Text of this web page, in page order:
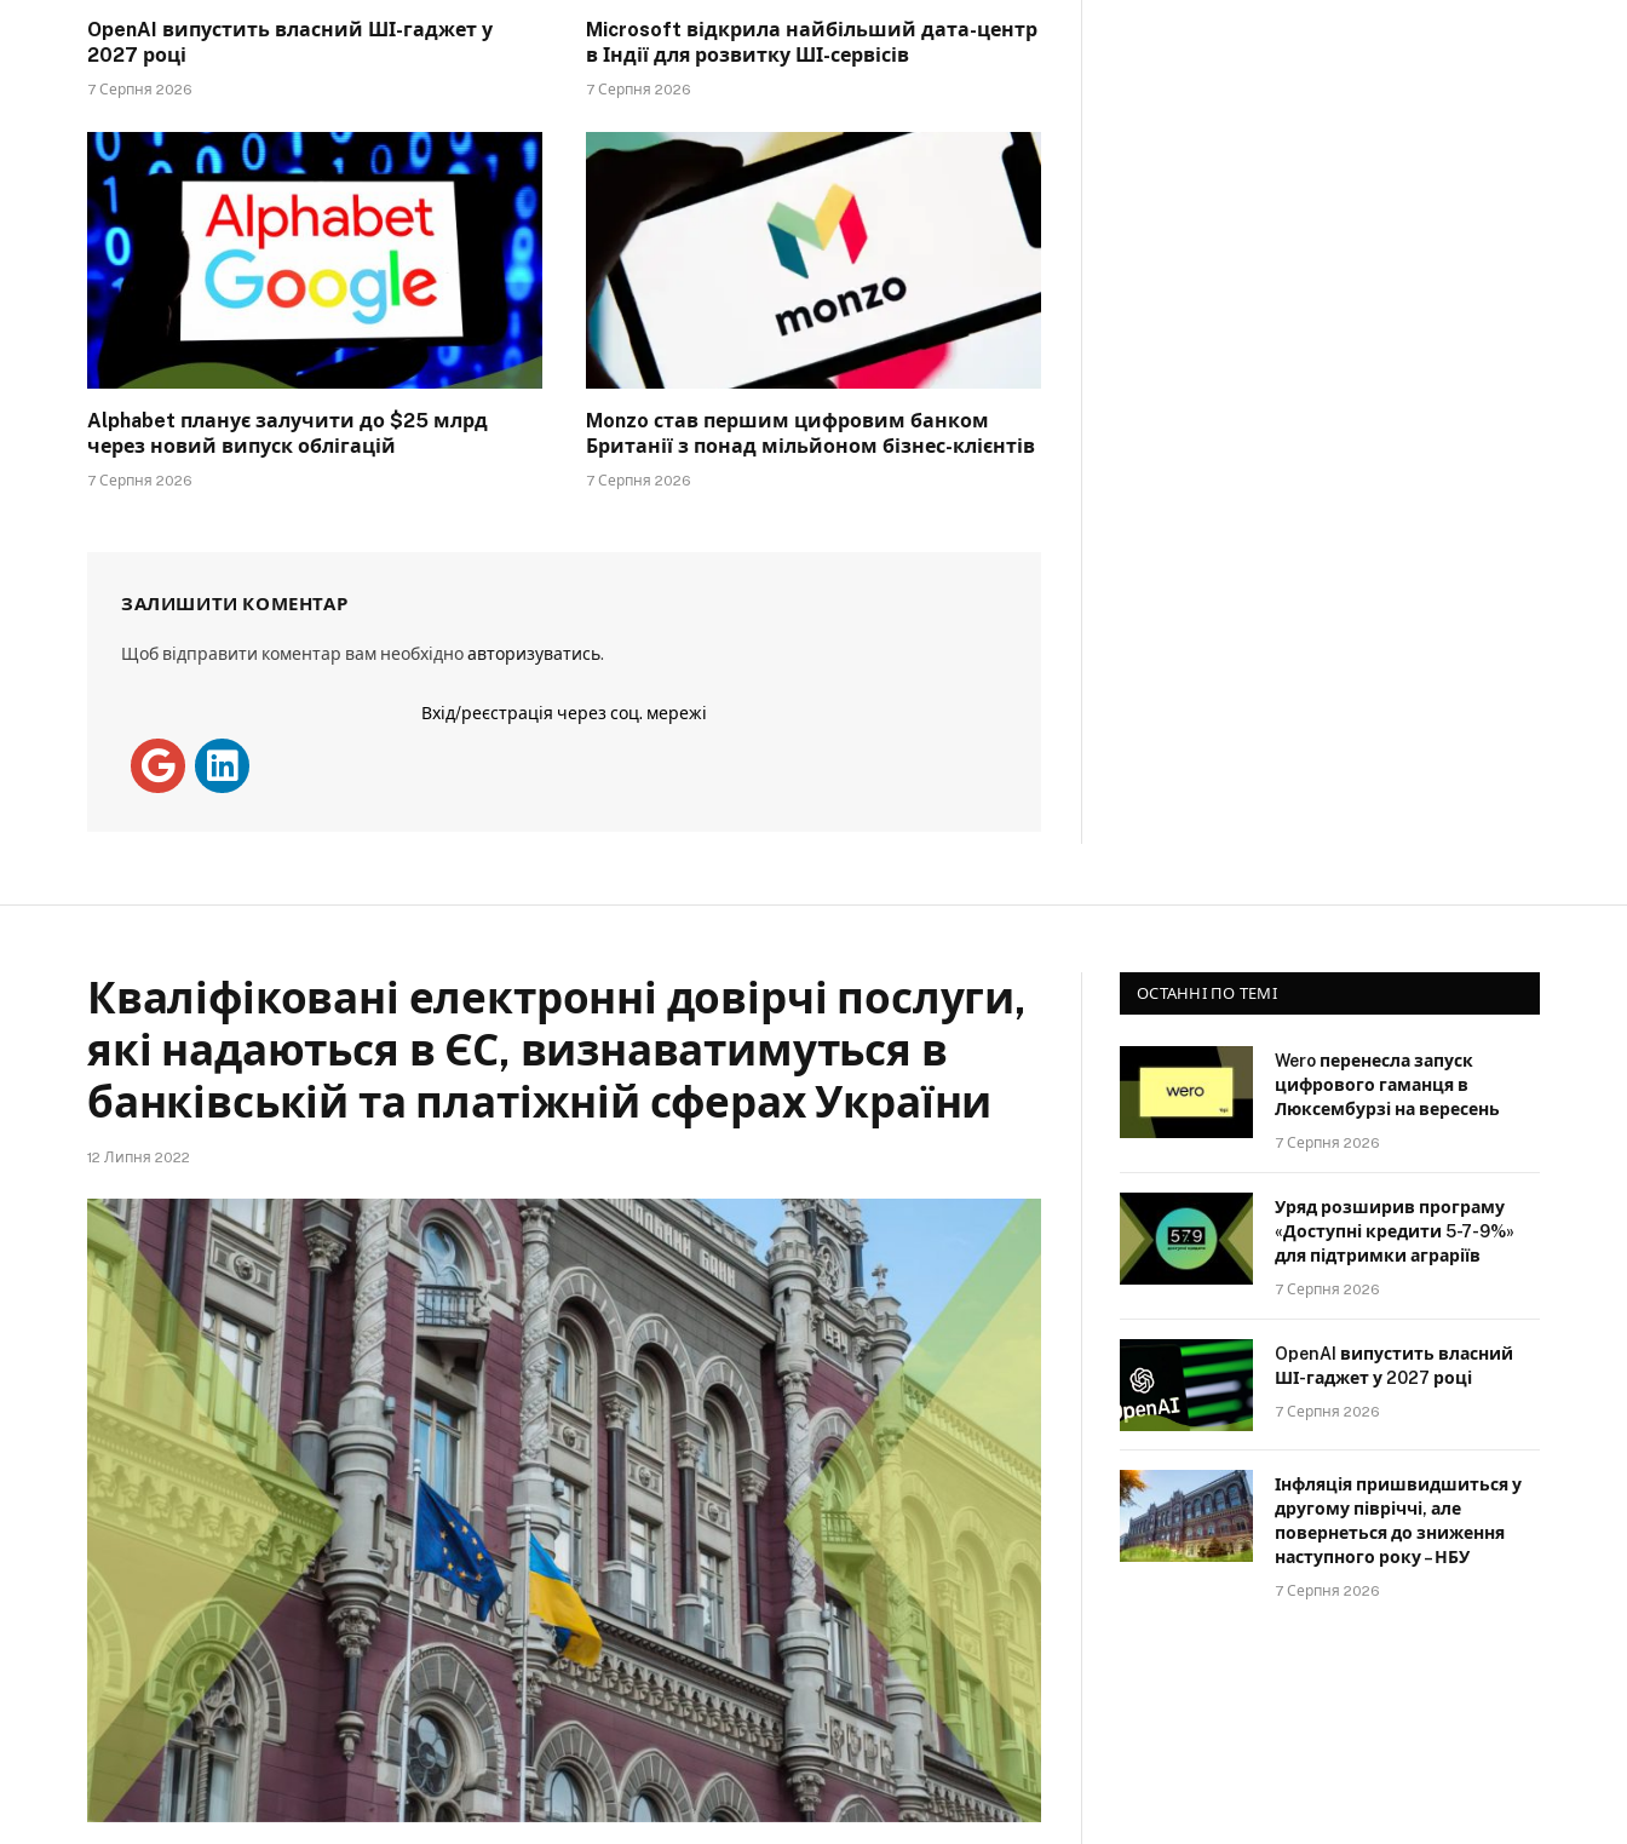
OpenAI випустить власний ШІ-гаджет у
2027 році
7 Серпня 2026
Microsoft відкрила найбільший дата-центр
в Індії для розвитку ШІ-сервісів
7 Серпня 2026
Alphabet планує залучити до $25 млрд
через новий випуск облігацій
7 Серпня 2026
Monzo став першим цифровим банком
Британії з понад мільйоном бізнес-клієнтів
7 Серпня 2026
ЗАЛИШИТИ КОМЕНТАР
Щоб відправити коментар вам необхідноавторизуватись.
Вхід/реєстрація через соц. мережі
Кваліфіковані електронні довірчі послуги,
які надаються в ЄС, визнаватимуться в
банківській та платіжній сферах України
12 Липня 2022
ОСТАННІ ПО ТЕМІ
Wero перенесла запуск
цифрового гаманця в
Люксембурзі на вересень
7 Серпня 2026
Уряд розширив програму
«Доступні кредити 5-7-9%»
для підтримки аграріїв
7 Серпня 2026
OpenAI випустить власний
ШІ-гаджет у 2027 році
7 Серпня 2026
Інфляція пришвидшиться у
другому півріччі, але
повернеться до зниження
наступного року – НБУ
7 Серпня 2026